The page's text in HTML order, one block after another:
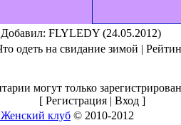
Добавил: FLYLEDY (24.05.2012)
одеть на свидание зимой |
могут только
[ Регистрация| Вход]
клуб © 2010-2012